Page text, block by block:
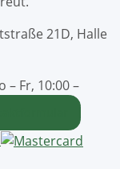
21D, Halle
– Fr, 10:00 –